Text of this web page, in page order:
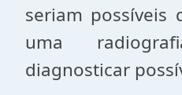
seriam possíveis
uma
diagnosticar